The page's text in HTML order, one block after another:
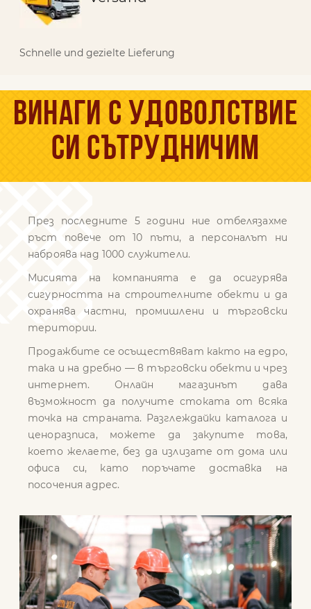
Schnelle und gezielte Lieferung
Винаги с удоволствие
си сътрудничим
През последните 5 години ние отбелязахме
ръст повече от 10 пъти, а персоналът ни
наброява над 1000 служители.
Мисията на компанията е да осигурява
сигурността на строителните обекти и да
охранява частни, промишлени и търговски
територии.
Продажбите се осъществяват както на едро,
така и на дребно — в търговски обекти и чрез
интернет. Онлайн магазинът дава
възможност да получите стоката от всяка
точка на страната. Разглеждайки каталога и
ценоразписа, можете да закупите това,
което желаете, без да излизате от дома или
офиса си, като поръчате доставка на
посочения адрес.